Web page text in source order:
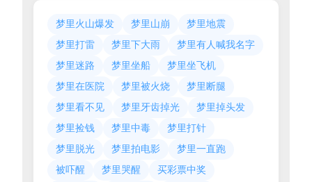
梦里火山爆发 梦里山崩
梦里地震
梦里打雷
梦里下大雨
梦里有人喊我名字
梦里迷路
梦里坐船
梦里坐飞机
梦里在医院
梦里被火烧
梦里断腿
梦里看不见
梦里牙齿掉光
梦里掉头发
梦里捡钱
梦里中毒
梦里打针
梦里脱光
梦里拍电影
梦里一直跑
被吓醒
梦里哭醒 买彩票中奖